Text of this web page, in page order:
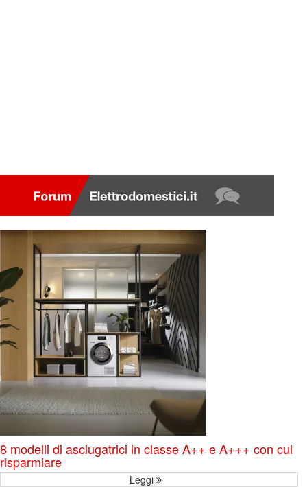
8 modelli di asciugatrici in classe A++ e A+++ con cui
risparmiare
Leggi